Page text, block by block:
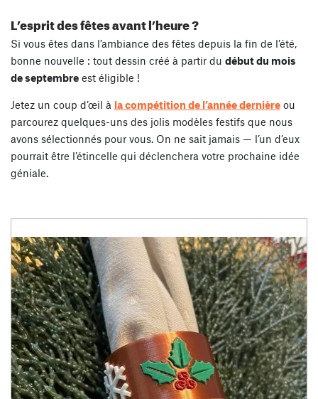
L’esprit des fêtes avant l’heure ?
Si vous êtes dans l’ambiance des fêtes depuis la fin de l’été,
bonne nouvelle : tout dessin créé à partir du début du mois
de septembre est éligible !
Jetez un coup d’œil à la compétition de l’année dernière ou
parcourez quelques-uns des jolis modèles festifs que nous
avons sélectionnés pour vous. On ne sait jamais — l’un d’eux
pourrait être l’étincelle qui déclenchera votre prochaine idée
géniale.